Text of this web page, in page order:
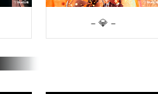
– 💎 –